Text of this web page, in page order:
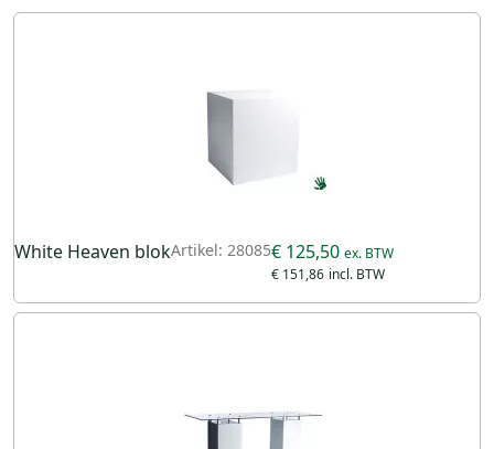
White Heaven blokArtikel: 28085
€ 151,86
€ 125,50